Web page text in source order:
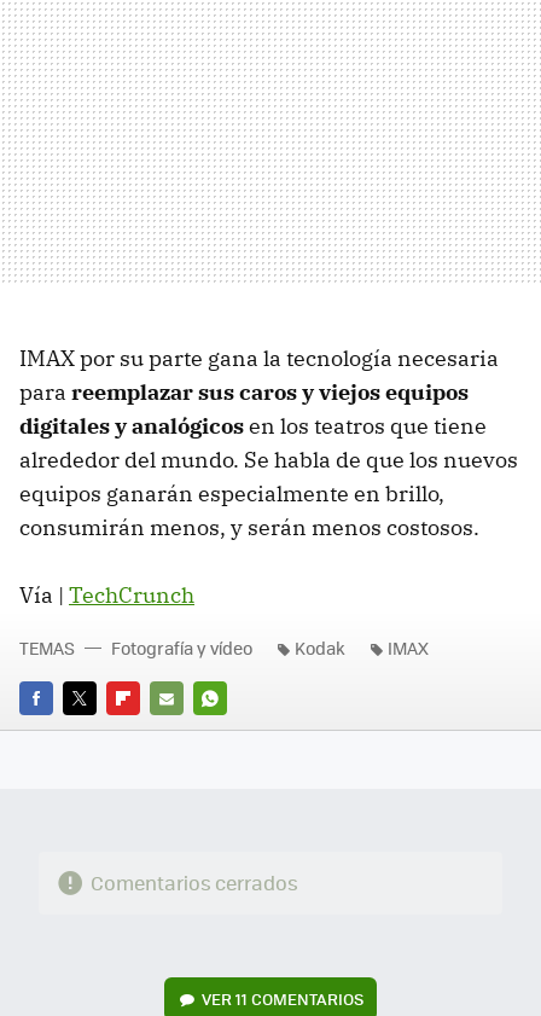
IMAXpor su parte gana la tecnología necesaria
para reemplazar sus caros y viejos equipos
digitales y analógicosen los teatros que tiene
alrededor del mundo. Se habla de que los nuevos
equipos ganarán especialmente en brillo,
consumirán menos, y serán menos costosos.
Vía | TechCrunch
FACEBOOK
TWITTERFLIPBOARD
E-
WHATSAPP
TEMAS Fotografía y vídeo Kodak IMAX
Comentarios cerrados
VER11 COMENTARIOS